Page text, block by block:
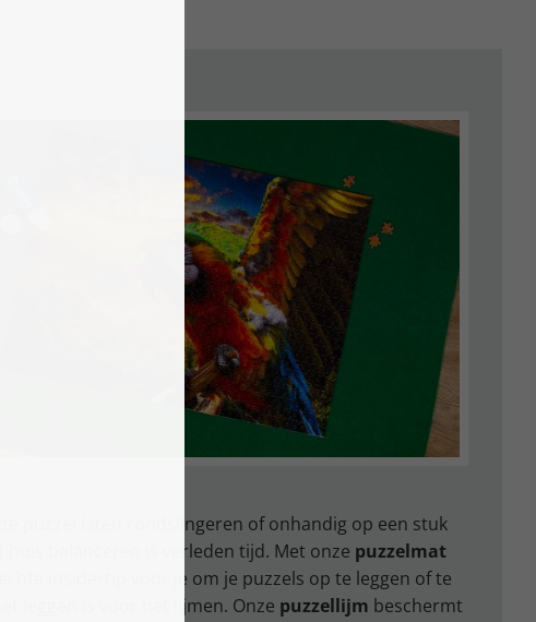
puzzel laten rondslingeren of onhandig op een stuk
huis balanceren is verleden tijd. Met onze puzzelmat
echte insidertip voor je om je puzzels op te leggen of te
leggen is voor het lijmen. Onze puzzellijm beschermt